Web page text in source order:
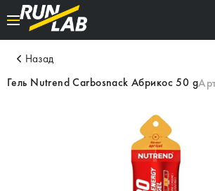
Назад
Гель Nutrend Carbosnack Абрикос 50 g